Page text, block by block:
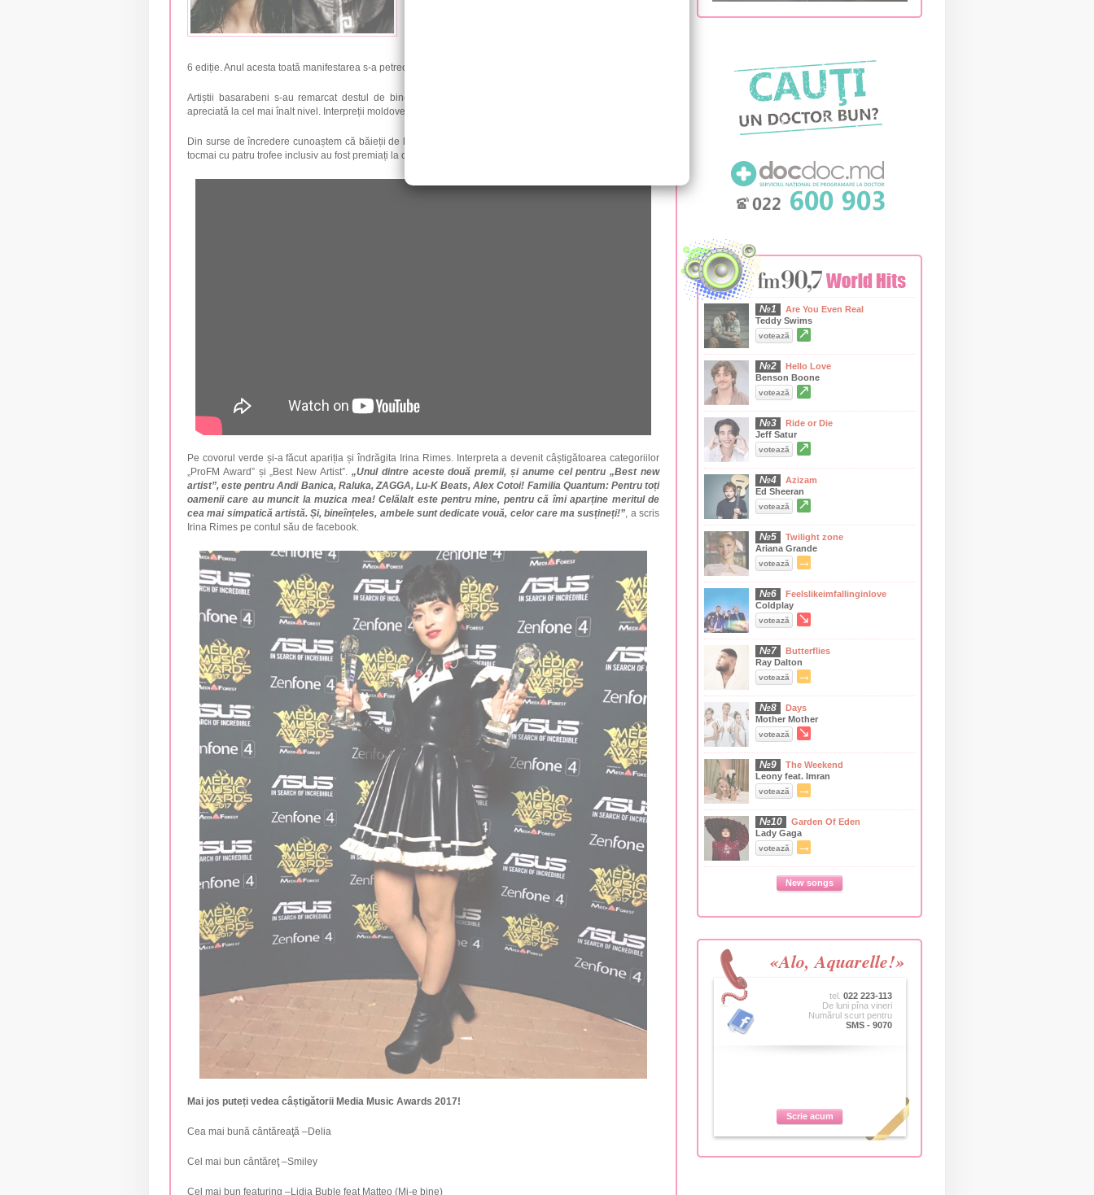
6 ediție. Anul acesta toată manifestarea s-a petrecut la București.
Artiștii basarabeni s-au remarcat destul de bine pe piața românească, așa că munca acestora a fost
apreciată la cel mai înalt nivel. Interpreții moldoveni se pot lăuda cu câștigarea mai multor trofee.
Din surse de încredere cunoaștem că băieții de la Carla's Dreams au dominat seara. Ei s-au întors acasă
tocmai cu patru trofee inclusiv au fost premiați la categoriile “Cel mai bun grup” și “Cel mai bun cântec”.
Pe covorul verde și-a făcut apariția și îndrăgita Irina Rimes. Interpreta a devenit câștigătoarea categoriilor
„ProFM Award” și „Best New Artist”. „Unul dintre aceste două premii, și anume cel pentru „Best new
artist”, este pentru Andi Banica, Raluka, ZAGGA, Lu-K Beats, Alex Cotoi! Familia Quantum: Pentru toți
oamenii care au muncit la muzica mea! Celălalt este pentru mine, pentru că îmi aparține meritul de
cea mai simpatică artistă. Și, bineînțeles, ambele sunt dedicate vouă, celor care ma susțineți!”, ascris
Irina Rimes pe contul său de facebook.
Mai jos puteți vedea câștigătorii Media Music Awards 2017!
Cea mai bună cântăreaţă –Delia
Cel mai bun cântăreţ –Smiley
Cel mai bun featuring –Lidia Buble feat Matteo (Mi-e bine)
№1
Are You Even Real
Teddy Swims
votează ↗
№2
Hello Love
Benson Boone
votează ↗
№3
Ride or Die
Jeff Satur
votează ↗
№4
Azizam
Ed Sheeran
votează ↗
№5
Twilight zone
Ariana Grande
votează →
№6
Feelslikeimfallinginlove
Coldplay
votează ↘
№7
Butterflies
Ray Dalton
votează →
№8
Days
Mother Mother
votează ↘
№9
The Weekend
Leony feat. Imran
votează →
№10
Garden Of Eden
Lady Gaga
votează →
New songs
«Alo, Aquarelle!»
tel. 022 223-113
De luni pîna vineri
Numărul scurt pentru
SMS - 9070